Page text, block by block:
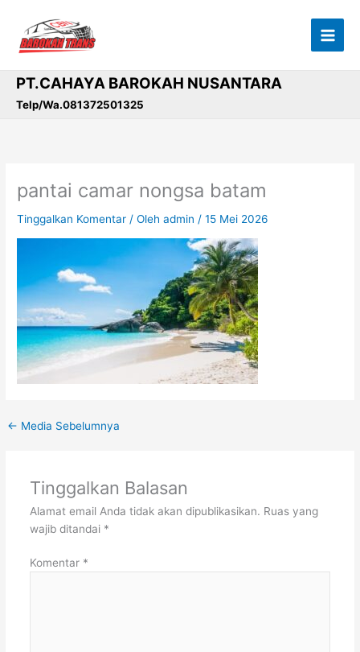
konten
PT.CAHAYA BAROKAH NUSANTARA
Telp/Wa.081372501325
pantai camar nongsa batam
Tinggalkan Komentar / Olehadmin /15 Mei 2026
← Media Sebelumnya
Tinggalkan Balasan
Alamat email Anda tidak akan dipublikasikan. Ruas yang
wajib ditandai *
Komentar *